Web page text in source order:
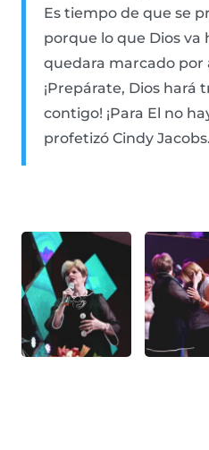
Es tiempo de que se
porque lo que Dios
quedara marcado por
¡Prepárate, Dios hará
contigo! ¡Para El no
profetizó Cindy Jacobs.